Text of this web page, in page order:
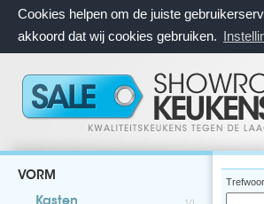
Cookies helpen om de juiste
akkoord dat wij cookies gebruiken.
VORM